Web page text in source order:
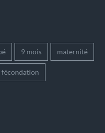
9 mois maternité
fécondation